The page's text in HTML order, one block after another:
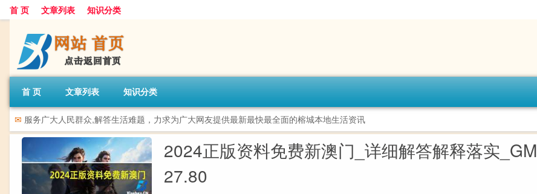
首 页 文章列表 知识分类
首 页 文章列表 知识分类
✉ 服务广大人民群众,解答生活难题，力求为广大网友提供最新最快最全面的榕城本地生活资讯
2024正版资料免费新澳门_详细解答解释落实
27.80